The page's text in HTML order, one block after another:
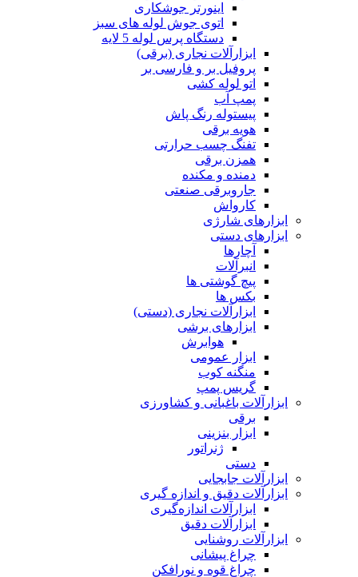
اینورتر جوشکاری
اتوی جوش لوله های سبز
دستگاه پرس لوله 5 لایه
ابزارآلات نجاری (برقی)
پروفیل بر و فارسی بر
اتو لوله کشی
پمپ آب
پیستوله رنگ پاش
هویه برقی
تفنگ چسب حرارتی
همزن برقی
دمنده و مکنده
جاروبرقی صنعتی
کارواش
ابزارهای شارژی
ابزارهای دستی
آچارها
انبرآلات
پیچ گوشتی ها
بکس ها
ابزارآلات نجاری (دستی)
ابزارهای برشی
هوابرش
ابزار عمومی
منگنه کوب
گریس پمپ
ابزارآلات باغبانی و کشاورزی
برقی
ابزار بنزینی
ژنراتور
دستی
ابزارآلات جابجایی
ابزارآلات دقیق و اندازه گیری
ابزارآلات اندازه‌گیری
ابزارآلات دقیق
ابزارآلات روشنایی
چراغ پیشانی
چراغ قوه و نورافکن